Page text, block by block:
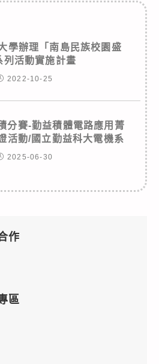
學辦理「南島民族校園盛
列活動實施計畫
2022-10-25
分賽-勤益積體電路應用菁
活動/國立勤益科大電機系
2025-06-30
作
區